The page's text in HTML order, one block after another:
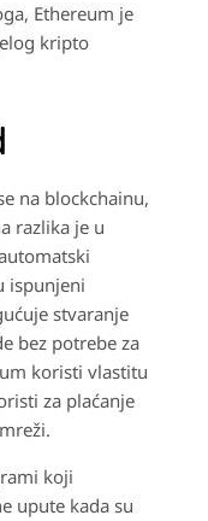
Ethereum je
kripto
na blockchainu,
razlika je u
ispunjeni
stvaranje
bez potrebe za
koristi vlastitu
za plaćanje
koji
upute kada su